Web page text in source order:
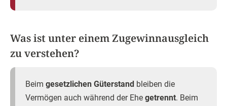
Was ist unter einem Zugewinnausgleich
zu verstehen?
Beim gesetzlichen Güterstand bleiben die
Vermögen auch während der Ehe getrennt. Beim